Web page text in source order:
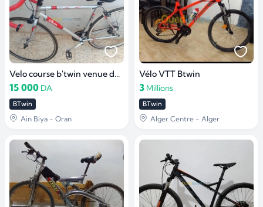
Velo course b'twin venue de France
15 000 DA
BTwin
Ain Biya - Oran
Vélo VTT Btwin
3 Millions
BTwin
Alger Centre - Alger